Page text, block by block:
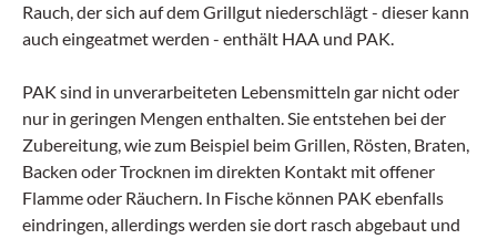
Rauch, der sich auf dem Grillgut niederschlägt - dieser kann
auch eingeatmet werden - enthält HAA und PAK.
PAK sind in unverarbeiteten Lebensmitteln gar nicht oder
nur in geringen Mengen enthalten. Sie entstehen bei der
Zubereitung, wie zum Beispiel beim Grillen, Rösten, Braten,
Backen oder Trocknen im direkten Kontakt mit offener
Flamme oder Räuchern. In Fische können PAK ebenfalls
eindringen, allerdings werden sie dort rasch abgebaut und